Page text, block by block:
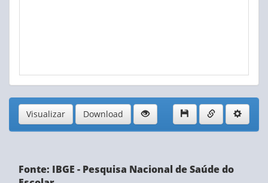
Visualizar Download
Fonte: IBGE - Pesquisa Nacional de Saúde do